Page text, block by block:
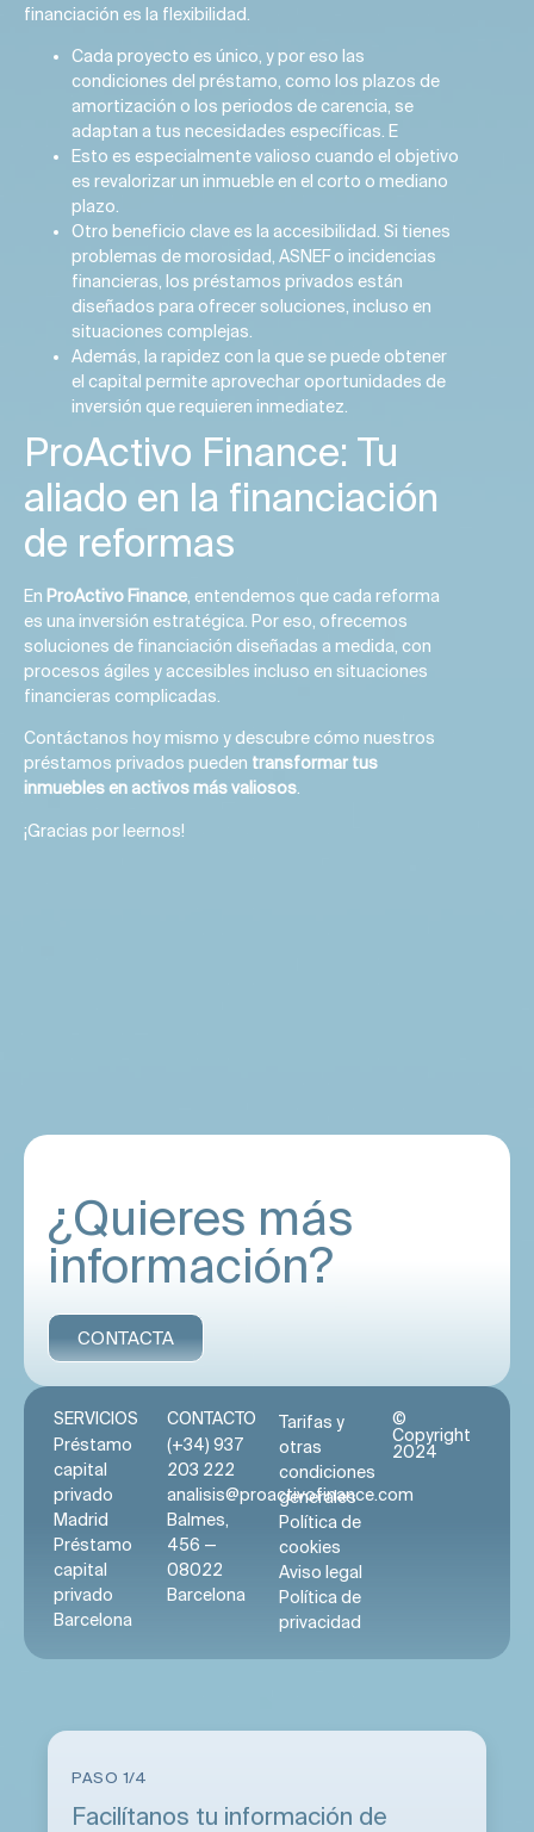
financiación es la flexibilidad.
Cada proyecto es único, y por eso las
condiciones del préstamo, como los plazos de
amortización o los periodos de carencia, se
adaptan a tus necesidades específicas. E
Esto es especialmente valioso cuando el objetivo
es revalorizar un inmueble en el corto o mediano
plazo.
Otro beneficio clave es la accesibilidad. Si tienes
problemas de morosidad, ASNEF o incidencias
financieras, los préstamos privados están
diseñados para ofrecer soluciones, incluso en
situaciones complejas.
Además, la rapidez con la que se puede obtener
el capital permite aprovechar oportunidades de
inversión que requieren inmediatez.
ProActivo Finance: Tu
aliado en la financiación
de reformas
En ProActivo Finance, entendemos que cada reforma
es una inversión estratégica. Por eso, ofrecemos
soluciones de financiación diseñadas a medida, con
procesos ágiles y accesibles incluso en situaciones
financieras complicadas.
Contáctanos hoy mismo y descubre cómo nuestros
préstamos privados pueden transformar tus
inmuebles en activos más valiosos.
¡Gracias por leernos!
¿Quieres más
información?
CONTACTA
SERVICIOS
Préstamo
capital
privado
Madrid
Préstamo
capital
privado
Barcelona
CONTACTO
(+34) 937
203 222
analisis@proactivofinance.com
Balmes,
456 —
08022
Barcelona
Tarifas y
otras
condiciones
generales
Política de
cookies
Aviso legal
Política de
privacidad
©
Copyright
2024
PASO 1/4
Facilítanos tu información de